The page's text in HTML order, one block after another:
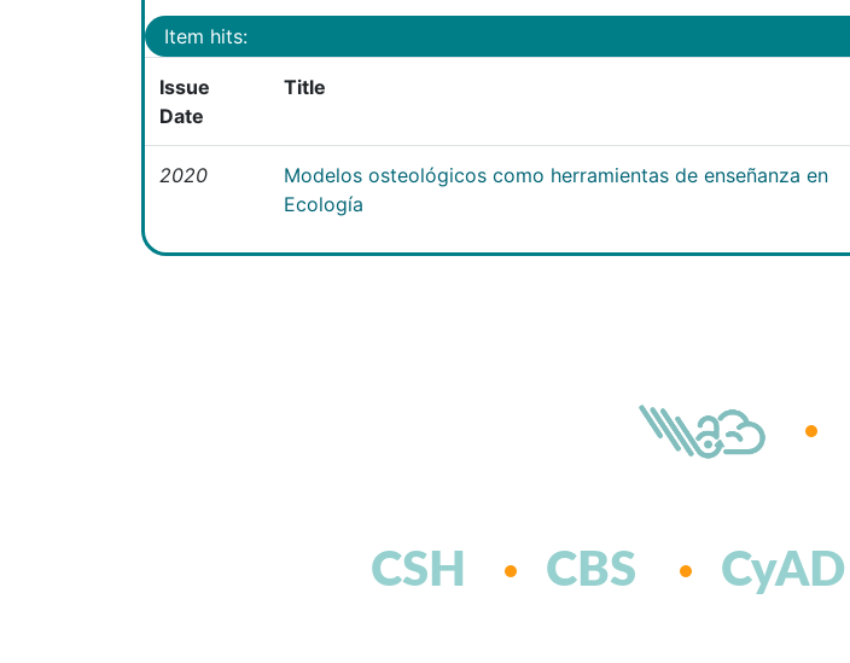
Item hits:
Issue
Date
Title
2020
Modelos osteológicos como herramientas de enseñanza en
Ecología
CSH CBS CyAD